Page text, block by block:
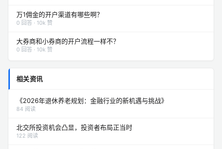
万1佣金的开户渠道有哪些啊？
0 回答 · 10k 赞
大券商和小券商的开户流程一样不？
0 回答 · 10k 赞
相关资讯
《2026年退休养老规划：金融行业的新机遇与挑战》
84 阅读
北交所投资机会凸显，投资者布局正当时
122 阅读